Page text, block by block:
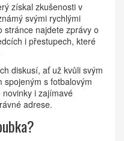
získal zkušenosti v
svými rychlými
stránce najdete zprávy o
i přestupech, které
diskusí, ať už kvůli svým
s fotbalovým
i zajímavé
adrese.